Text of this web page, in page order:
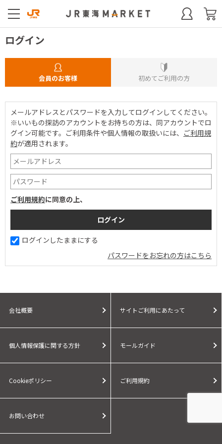
ログイン
会員のお客様 初めてご利用の方
メールアドレスとパスワードを入力してログインしてください。
※いいもの探訪のアカウントをお持ちの方は、同アカウントでロ
グイン可能です。 ご利用条件や個人情報の取扱いには、 ご利用規
約が適用されます。
ご利用規約に同意の上、
ログインしたままにする
パスワードをお忘れの方はこちら
会社概要 サイトご利用にあたって
個人情報保護に関する方針 モールガイド
Cookieポリシー ご利用規約
お問い合わせ